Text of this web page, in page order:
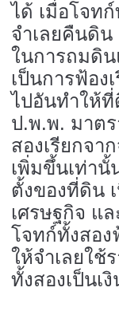
ได้ เมื่อโจท
จำเลยคืนดิน
ในการถมดิ
เป็นการฟ้อง
ไปอันทำให้
ป.พ.พ. มาต
สองเรียกจา
เพิ่มขึ้นเท่านั้
ตั้งของที่ดิน
เศรษฐกิจ แ
โจทก์ทั้งสอ
ให้จำเลยใช้
ทั้งสองเป็นเ